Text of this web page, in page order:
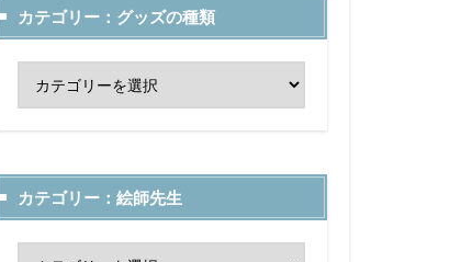
カテゴリー：グッズの種類
カテゴリー：絵師先生